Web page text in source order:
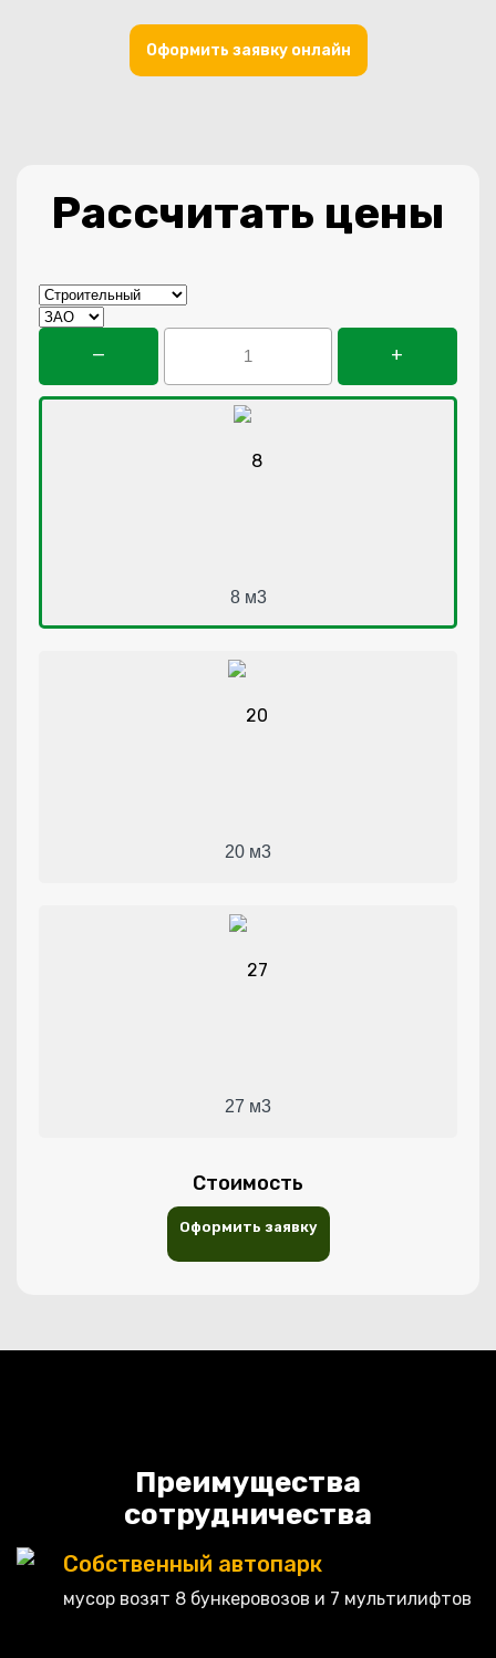
Оформить заявку онлайн
Рассчитать цены
— +
8 м3
20 м3
27 м3
Стоимость
Оформить заявку
Преимущества
сотрудничества
Собственный автопарк
мусор возят 8 бункеровозов и 7 мультилифтов